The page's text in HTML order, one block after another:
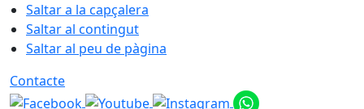
Saltar a la capçalera
Saltar al contingut
Saltar al peu de pàgina
Contacte